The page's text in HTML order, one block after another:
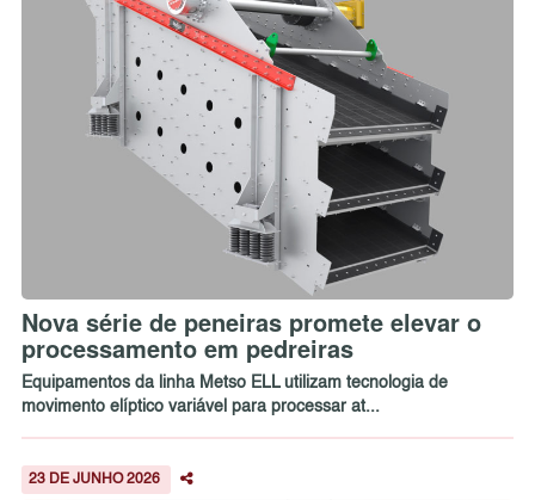
Nova série de peneiras promete elevar o
processamento em pedreiras
Equipamentos da linha Metso ELL utilizam tecnologia de
movimento elíptico variável para processar at...
23 DE JUNHO 2026